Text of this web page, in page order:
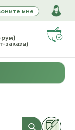
мне
рум)
заказы)